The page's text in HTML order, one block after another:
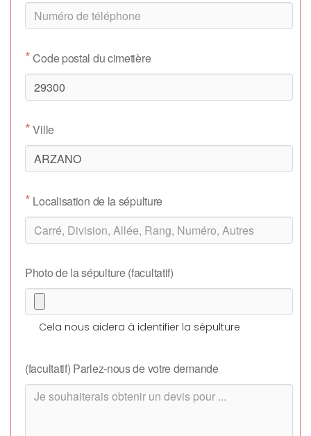
*Code postal du cimetière
*Ville
* Localisation de la sépulture
Photo de la sépulture (facultatif)
Cela nous aidera à identifier la sépulture
(facultatif) Parlez-nous de votre demande